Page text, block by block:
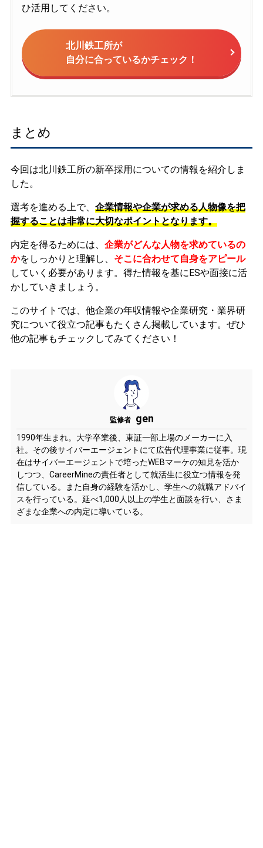
ひ活用してください。
北川鉄工所が
自分に合っているかチェック！
まとめ
今回は北川鉄工所の新卒採用についての情報を紹介しま
した。
選考を進める上で、 企業情報や企業が求める人物像を把
握することは非常に大切なポイントとなります。
内定を得るためには、 企業がどんな人物を求めているの
かをしっかりと理解し、 そこに合わせて自身をアピール
していく必要があります。 得た情報を基にESや面接に活
かしていきましょう。
このサイトでは、他企業の年収情報や企業研究・業界研
究について役立つ記事もたくさん掲載しています。ぜひ
他の記事もチェックしてみてください！
監修者 gen
1990年生まれ。大学卒業後、東証一部上場のメーカーに入
社。その後サイバーエージェントにて広告代理事業に従事。現
在はサイバーエージェントで培ったWEBマーケの知見を活か
しつつ、CareerMineの責任者として就活生に役立つ情報を発
信している。また自身の経験を活かし、学生への就職アドバイ
スを行っている。延べ1,000人以上の学生と面談を行い、さま
ざまな企業への内定に導いている。